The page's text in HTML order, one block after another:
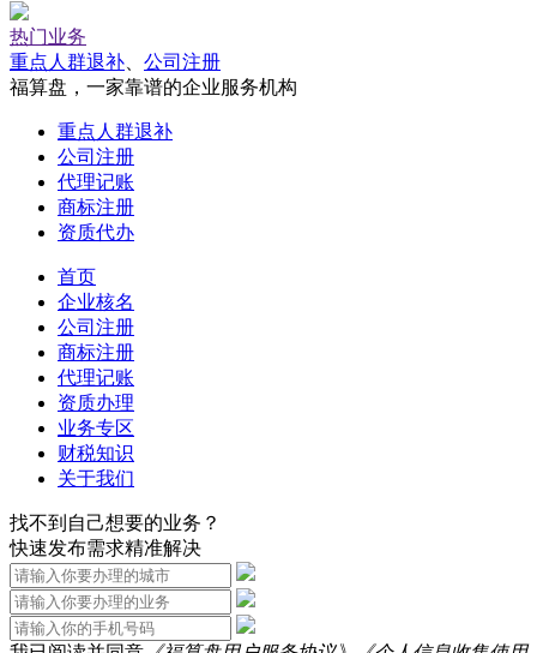
热门业务
重点人群退补
公司注册
福算盘，一家靠谱的企业服务机构
重点人群退补
公司注册
代理记账
商标注册
资质代办
首页
企业核名
公司注册
商标注册
代理记账
资质办理
业务专区
财税知识
关于我们
找不到自己想要的业务？
快速发布需求精准解决